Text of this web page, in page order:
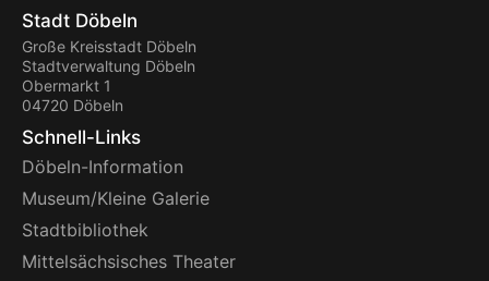
Stadt Döbeln
Große Kreisstadt Döbeln
Stadtverwaltung Döbeln
Obermarkt 1
04720 Döbeln
Schnell-Links
Döbeln-Information
Museum/Kleine Galerie
Stadtbibliothek
Mittelsächsisches Theater